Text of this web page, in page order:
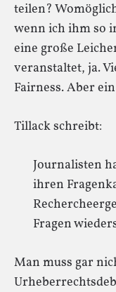
teilen?
wenn ich ihm so
eine große
veranstaltet, ja.
Fairness. Aber
Tillack schreibt:
Journalisten
ihren
Fragen
Man muss gar